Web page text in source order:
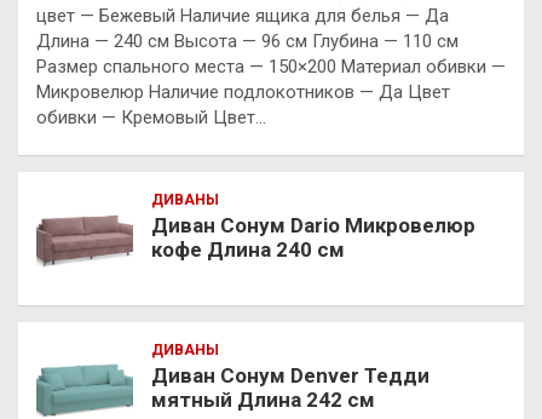
цвет — Бежевый Наличие ящика для белья — Да
Длина — 240 см Высота — 96 см Глубина — 110 см
Размер спального места — 150×200 Материал обивки —
Микровелюр Наличие подлокотников — Да Цвет
обивки — Кремовый Цвет…
ДИВАНЫ
Диван Сонум Dario Микровелюр
кофе Длина 240 см
ДИВАНЫ
Диван Сонум Denver Тедди
мятный Длина 242 см